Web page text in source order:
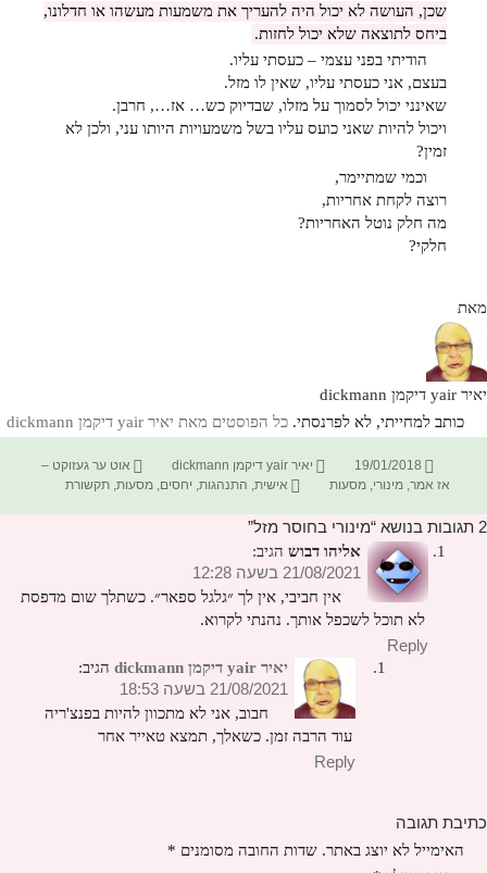
שכן, העושה לא יכול היה להעריך את משמעות מעשהו או חדלונו,
ביחס לתוצאה שלא יכול לחזות.
הודיתי בפני עצמי – כעסתי עליו.
בעצם, אני כעסתי עליו, שאין לו מזל.
שאינני יכול לסמוך על מזלו, שבדיוק כש… אז…, חרבן.
ויכול להיות שאני כועס עליו בשל משמעויות היותו עני, ולכן לא
זמין?
וכמי שמתיימר,
רוצה לקחת אחריות,
מה חלק נוטל האחריות?
חלקי?
מאת
יאיר yair דיקמן dickmann
כותב למחייתי, לא לפרנסתי. כל הפוסטים מאת יאיר yair דיקמן dickmann‏
פורסם
בתאריך
19/01/2018 מחבר
יאיר yair דיקמן dickmann קטגוריות
אוט ער געזוקט –
אז אמר,מינורי,מסעות תגיות
אישית, התנהגות, יחסים,מסעות,תקשורת
2 תגובות בנושא “מינורי בחוסר מזל”
אליהו דבוש הגיב:
21/08/2021 בשעה 12:28
אין חביבי, אין לך ״גלגל ספאר״. כשתלך שום מדפסת
לא תוכל לשכפל אותך. נהנתי לקרוא.
Reply
יאיר yair דיקמן dickmann הגיב:
21/08/2021 בשעה 18:53
חבוב, אני לא מתכוון להיות בפנצ'ריה
עוד הרבה זמן. כשאלך, תמצא טאייר אחר
Reply
כתיבת תגובה
האימייל לא יוצג באתר. שדות החובה מסומנים *